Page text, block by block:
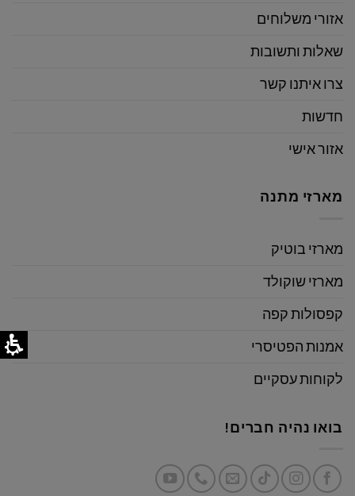
אזורי משלוחים
שאלות ותשובות
צרו איתנו קשר
חדשות
אזור אישי
מארזי מתנה
מארזי בוטיק
מארזי שוקולד
קפסולות קפה
אמנות הפטיסרי
לקוחות עסקיים
בואו נהיה חברים!